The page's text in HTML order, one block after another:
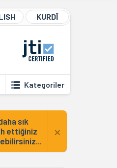
KURDÎ
Kategoriler
sık
ettiğiniz
×